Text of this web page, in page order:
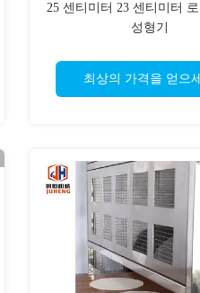
25 센티미터 23 센티미터
성형기
최상의 가격을 얻으